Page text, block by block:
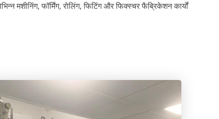
मशीनिंग, फॉर्मिंग, रोलिंग, फिटिंग और फिक्स्चर फैब्रिकेशन कार्यों